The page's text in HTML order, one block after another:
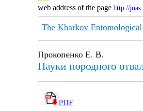
web address of the page http://
The Kharkov
Прокопенко Е. В.
Пауки породного
PDF